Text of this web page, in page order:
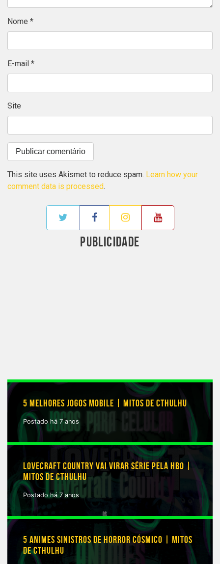
Nome *
E-mail *
Site
This site uses Akismet to reduce spam. Learn how your
comment data is processed.
PUBLICIDADE
5 MELHORES JOGOS MOBILE | MITOS DE CTHULHU
Postado há 7 anos
LOVECRAFT COUNTRY VAI VIRAR SÉRIE PELA HBO |
MITOS DE CTHULHU
Postado há 7 anos
5 ANIMES SINISTROS DE HORROR CÓSMICO | MITOS
DE CTHULHU